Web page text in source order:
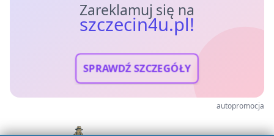
Zareklamuj się na
szczecin4u.pl!
SPRAWDŹ SZCZEGÓŁY
autopromocja